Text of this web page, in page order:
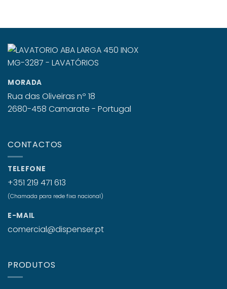
MORADA
Rua das Oliveiras nº 18
2680-458 Camarate - Portugal
CONTACTOS
TELEFONE
+351 219 471 613
(Chamada para rede fixa nacional)
E-MAIL
comercial@dispenser.pt
PRODUTOS